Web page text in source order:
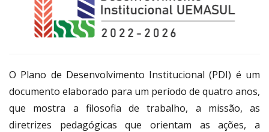
O Plano de Desenvolvimento Institucional (PDI) é um
documento elaborado para um período de quatro anos,
que mostra a filosofia de trabalho, a missão, as
diretrizes pedagógicas que orientam as ações, a